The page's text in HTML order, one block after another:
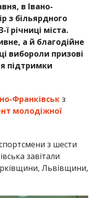
в Івано-
з більярдного
річниці міста.
а й благодійне
вибороли призові
підтримки
Франківськз
молодіжної
з шести
завітали
Львівщини,